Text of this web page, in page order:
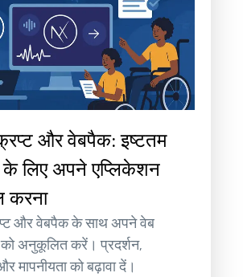
और वेबपैक: इष्टतम
के लिए अपने एप्लिकेशन
करना
और वेबपैक के साथ अपने वेब
अनुकूलित करें। प्रदर्शन,
मापनीयता को बढ़ावा दें।